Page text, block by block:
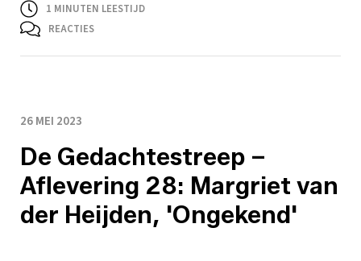
1 MINUTEN LEESTIJD
REACTIES
26 MEI 2023
De Gedachtestreep –
Aflevering 28: Margriet van
der Heijden, 'Ongekend'